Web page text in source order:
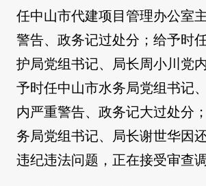
任中山市代建项目管理办公室
警告、政务记过处分；给予时
护局党组书记、局长周小川党
予时任中山市水务局党组书记
内严重警告、政务记大过处分
务局党组书记、局长谢世华因
违纪违法问题，正在接受审查调